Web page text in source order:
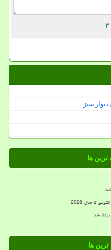
سبز
ترین ها
تا سال 2028
ها